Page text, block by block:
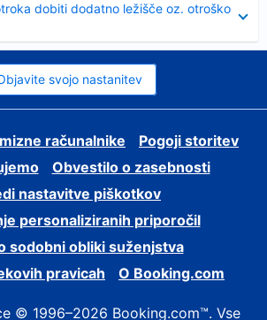
dobiti dodatno ležišče oz. otroško
svojo nastanitev
računalnike
Pogoji storitev
Obvestilo o zasebnosti
nastavitve piškotkov
personaliziranih priporočil
sodobni obliki suženjstva
pravicah
O Booking.com
© 1996–2026 Booking.com™. Vse